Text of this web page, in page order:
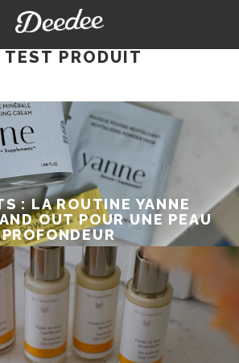
TEST PRODUIT
: LA ROUTINE YANNE
OUT POUR UNE PEAU